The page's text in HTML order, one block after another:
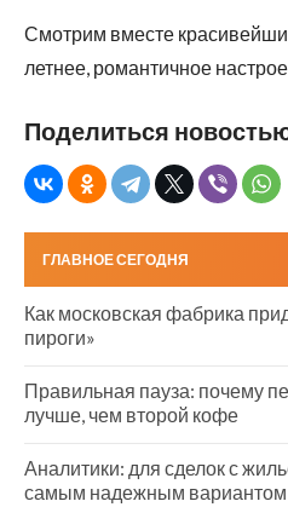
Смотрим вместе
летнее, романтичное
Поделиться
ГЛАВНОЕ СЕГОДНЯ
Как московская фабрика
пироги»
Правильная пауза: почему
лучше, чем второй кофе
Аналитики: для сделок с
самым надежным вариантом